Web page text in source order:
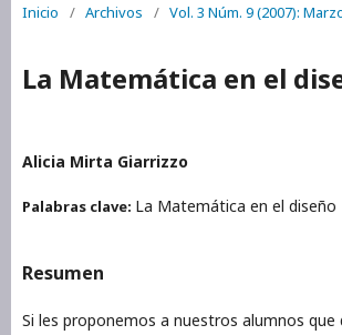
Inicio / Archivos / Vol. 3 Núm. 9 (2007):
La Matemática en el
Alicia Mirta Giarrizzo
Palabras clave: La Matemática en el diseño
Resumen
Si les proponemos a nuestros alumnos que